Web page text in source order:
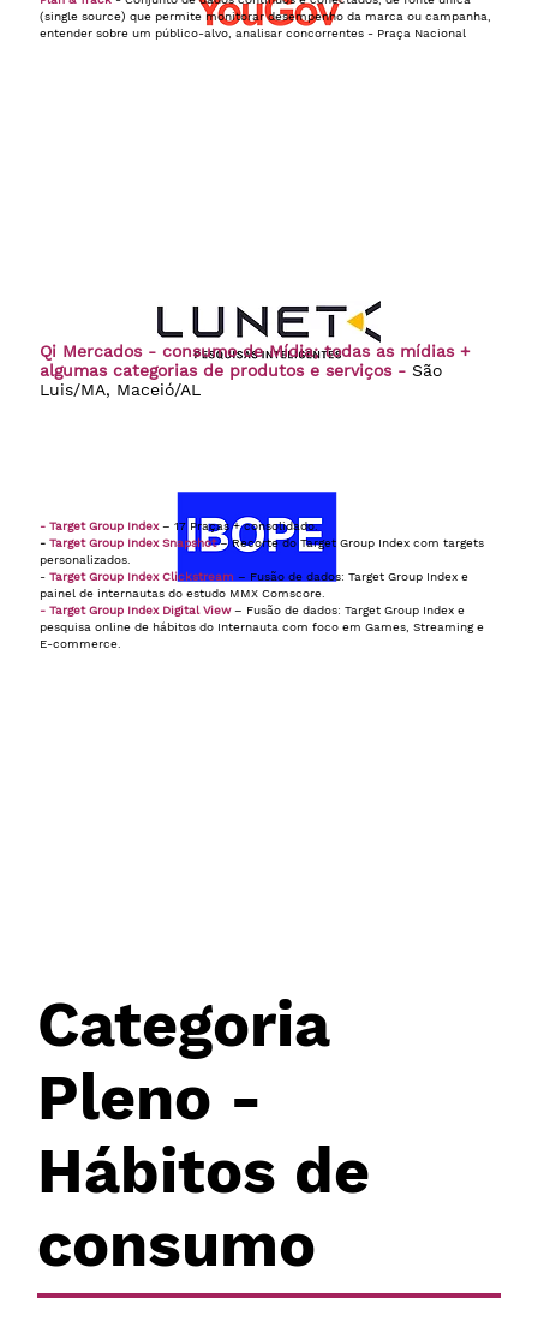
Categoria
Pleno -
Hábitos de
consumo
(single source) que permite monitorar desempenho da marca ou campanha,
entender sobre um público-alvo, analisar concorrentes - Praça Nacional
Qi Mercados - consumo de Mídia; todas as mídias +
algumas categorias de produtos e serviços - São
Luis/MA, Maceió/AL
- Target Group Index – 17 Praças + consolidado.
- Target Group Index Snapshot– Recorte do Target Group Index com targets
personalizados.
- Target Group Index Clickstream – Fusão de dados: Target Group Index e
painel de internautas do estudo MMX Comscore.
- Target Group Index Digital View– Fusão de dados: Target Group Index e
pesquisa online de hábitos do Internauta com foco em Games, Streaming e
E-commerce.